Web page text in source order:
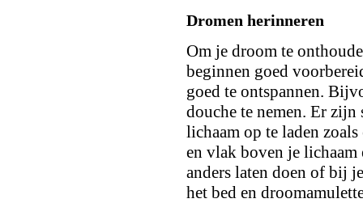
Dromen herinneren
Om je droom te
beginnen goed
goed te ontspannen.
douche te nemen. Er zijn
lichaam op te laden
en vlak boven je
anders laten doen of bij
het bed en